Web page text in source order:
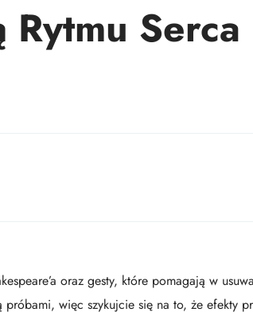
oraz gesty, które pomagają w
więc szykujcie się na to, że efekty